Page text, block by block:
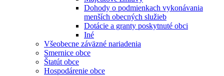
Dohody o podmienkach vykonávania
menších obecných služieb
Dotácie a granty poskytnuté obci
Iné
Všeobecne záväzné nariadenia
Smernice obce
Štatút obce
Hospodárenie obce